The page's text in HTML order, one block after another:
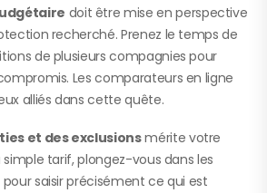
doit être mise en perspective
recherché. Prenez le temps de
de plusieurs compagnies pour
Les comparateurs en ligne
alliés dans cette quête.
et des exclusionsmérite votre
tarif, plongez-vous dans les
saisir précisément ce qui est